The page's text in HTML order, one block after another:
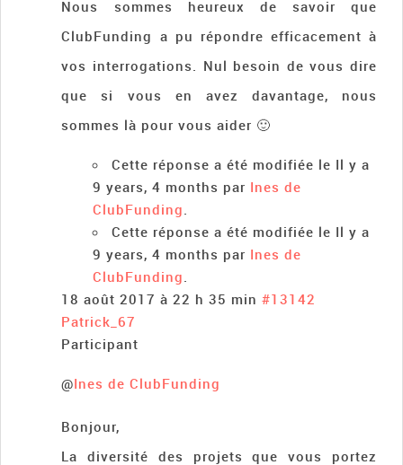
Nous sommes heureux de savoir que
ClubFunding a pu répondre efficacement à
vos interrogations. Nul besoin de vous dire
que si vous en avez davantage, nous
sommes là pour vous aider 🙂
Cette réponse a été modifiée le Il y a
9 years, 4 months par Ines de
ClubFunding.
Cette réponse a été modifiée le Il y a
9 years, 4 months par Ines de
ClubFunding.
18 août 2017 à 22 h 35 min #13142
Patrick_67
Participant
@Ines de ClubFunding
Bonjour,
La diversité des projets que vous portez